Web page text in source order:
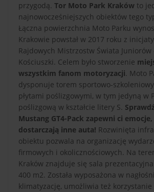
przygodą. Tor Moto Park Kraków to
najnowocześniejszych obiektów tego
Łączna powierzchnia Moto Parku
Krakowie powstał w 2017 roku z
Rajdowych Mistrzostw Świata Juniorów
Kościuszki. Celem było stworzenie
wszystkim fanom motoryzacji. Moto
dysponuje torem sportowo-
płytami poślizgowymi, w tym jedyną w
poślizgową w kształcie litery S.
Mustang GT4-Pack zapewni ci
dostarczają inne auta! Rozwinięta
obiektu pozwala na organizację
firmowych i okolicznościowych. Na
Kraków znajduje się sala
400 m2. Została wyposażona w
klimatyzację, umożliwia też